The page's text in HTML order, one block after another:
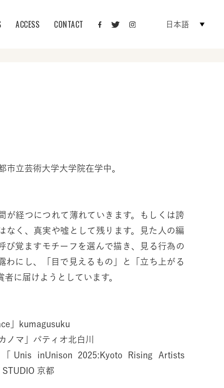
ACCESS CONTACT 日本語
市立芸術大学大学院在学中。
が経つにつれて薄れていきます。もしくは誇
なく、真実や嘘として残ります。見た人の編
び覚ますモチーフを選んで描き、見る行為の
わにし、「目で見えるもの」と「立ち上がる
に届けようとしています。
」kumagusuku
マ」パティオ北白川
inUnison 2025:Kyoto Rising Artists
京都